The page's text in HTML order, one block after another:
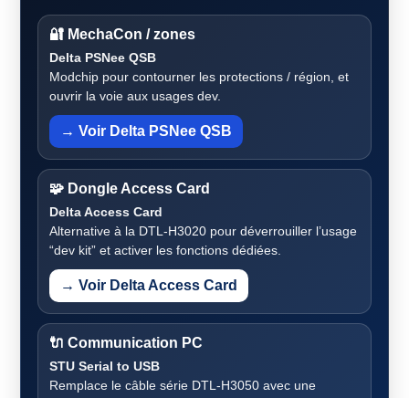
🔐 MechaCon / zones
Delta PSNee QSB
Modchip pour contourner les protections / région, et
ouvrir la voie aux usages dev.
→ Voir Delta PSNee QSB
🧩 Dongle Access Card
Delta Access Card
Alternative à la DTL-H3020 pour déverrouiller l’usage
“dev kit” et activer les fonctions dédiées.
→ Voir Delta Access Card
🔌 Communication PC
STU Serial to USB
Remplace le câble série DTL-H3050 avec une